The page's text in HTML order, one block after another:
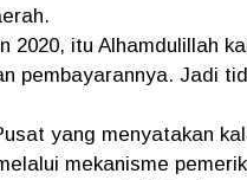
2020, itu Alhamdulillah
pembayarannya. Jadi
yang menyatakan
mekanisme